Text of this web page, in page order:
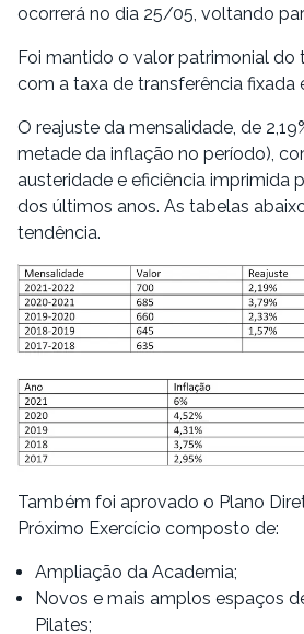
ocorrerá no dia 25/05, voltando
Foi mantido o valor patrimonial do
com a taxa de transferência fixada
O reajuste da mensalidade, de
metade da inflação no período),
austeridade e eficiência imprimida
dos últimos anos. As tabelas
tendência.
Também foi aprovado o Plano
Próximo Exercício composto de:
Ampliação da Academia;
Novos e mais amplos espaços
Pilates;